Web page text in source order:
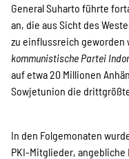
General Suharto führte
an, die aus Sicht des
zu einflussreich geworden
kommunistische Partei
auf etwa 20 Millionen
Sowjetunion die
In den Folgemonaten
PKI-Mitglieder,